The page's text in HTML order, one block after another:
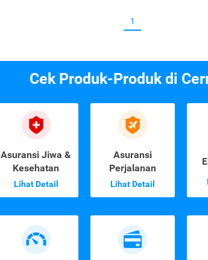
1
Cek Produk-Produk di
Asuransi Jiwa &
Kesehatan
Lihat Detail
Asuransi
Perjalanan
Lihat Detail